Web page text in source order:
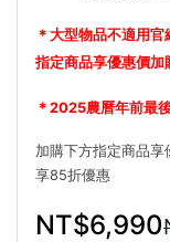
＊大型物品不適用
指定商品享優惠價加
＊2025農曆年前最
加購下方指定商品
享85折優惠
NT$6,990